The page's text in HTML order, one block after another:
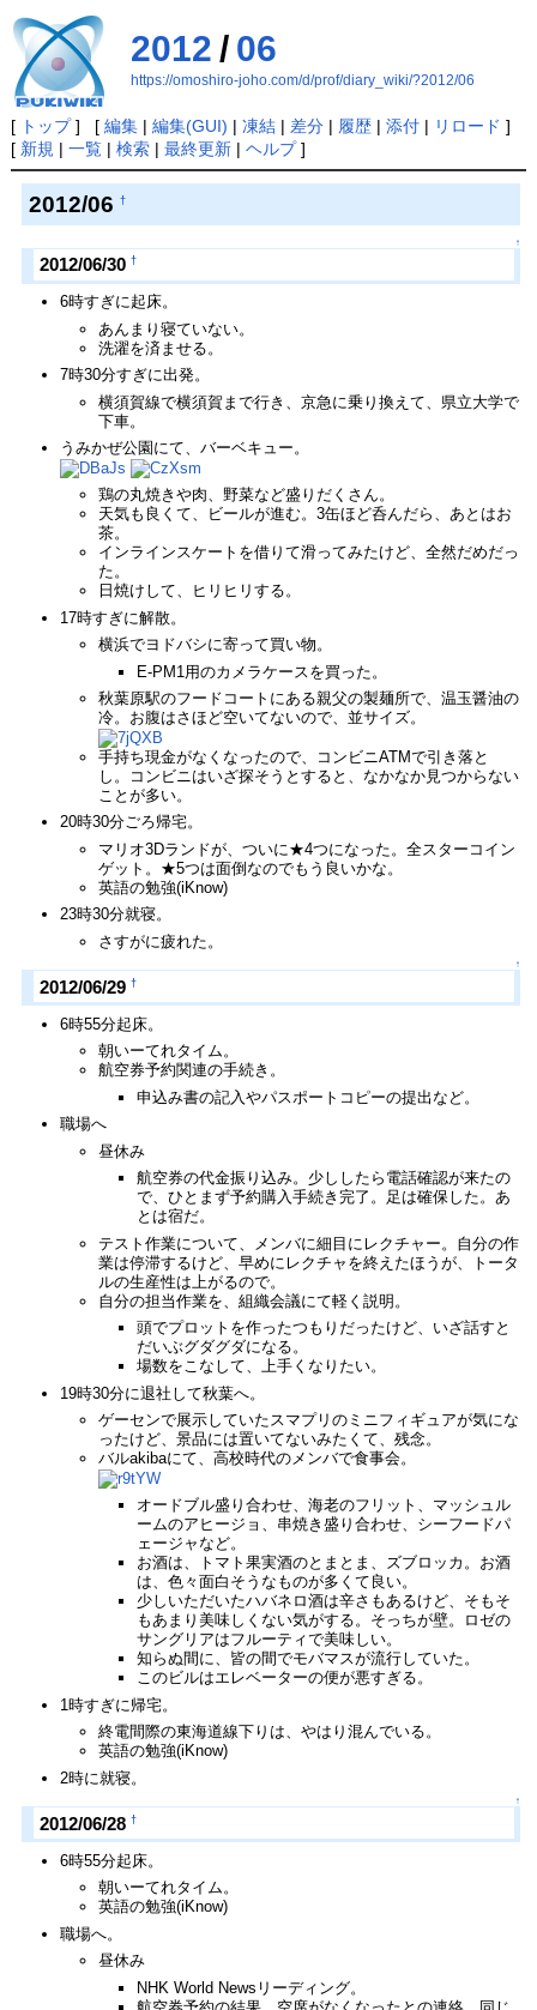
2012 / 06
https://omoshiro-joho.com/d/prof/diary_wiki/?2012/06
[ トップ] [ 編集| 編集(GUI) | 凍結| 差分| 履歴| 添付| リロード ]
[ 新規 | 一覧| 検索| 最終更新| ヘルプ]
2012/06 †
↑
2012/06/30 †
6時すぎに起床。
あんまり寝ていない。
洗濯を済ませる。
7時30分すぎに出発。
横須賀線で横須賀まで行き、京急に乗り換えて、県立大学で
下車。
うみかぜ公園にて、バーベキュー。
鶏の丸焼きや肉、野菜など盛りだくさん。
天気も良くて、ビールが進む。3缶ほど呑んだら、あとはお
茶。
インラインスケートを借りて滑ってみたけど、全然だめだっ
た。
日焼けして、ヒリヒリする。
17時すぎに解散。
横浜でヨドバシに寄って買い物。
E-PM1用のカメラケースを買った。
秋葉原駅のフードコートにある親父の製麺所で、温玉醤油の
冷。お腹はさほど空いてないので、並サイズ。
手持ち現金がなくなったので、コンビニATMで引き落と
し。コンビニはいざ探そうとすると、なかなか見つからない
ことが多い。
20時30分ごろ帰宅。
マリオ3Dランドが、ついに★4つになった。全スターコイン
ゲット。★5つは面倒なのでもう良いかな。
英語の勉強(iKnow)
23時30分就寝。
さすがに疲れた。
↑
2012/06/29 †
6時55分起床。
朝いーてれタイム。
航空券予約関連の手続き。
申込み書の記入やパスポートコピーの提出など。
職場へ
昼休み
航空券の代金振り込み。少ししたら電話確認が来たの
で、ひとまず予約購入手続き完了。足は確保した。あ
とは宿だ。
テスト作業について、メンバに細目にレクチャー。自分の作
業は停滞するけど、早めにレクチャを終えたほうが、トータ
ルの生産性は上がるので。
自分の担当作業を、組織会議にて軽く説明。
頭でプロットを作ったつもりだったけど、いざ話すと
だいぶグダグダになる。
場数をこなして、上手くなりたい。
19時30分に退社して秋葉へ。
ゲーセンで展示していたスマプリのミニフィギュアが気にな
ったけど、景品には置いてないみたくて、残念。
バルakibaにて、高校時代のメンバで食事会。
オードブル盛り合わせ、海老のフリット、マッシュル
ームのアヒージョ、串焼き盛り合わせ、シーフードパ
ェージャなど。
お酒は、トマト果実酒のとまとま、ズブロッカ。お酒
は、色々面白そうなものが多くて良い。
少しいただいたハバネロ酒は辛さもあるけど、そもそ
もあまり美味しくない気がする。そっちが壁。ロゼの
サングリアはフルーティで美味しい。
知らぬ間に、皆の間でモバマスが流行していた。
このビルはエレベーターの便が悪すぎる。
1時すぎに帰宅。
終電間際の東海道線下りは、やはり混んでいる。
英語の勉強(iKnow)
2時に就寝。
↑
2012/06/28 †
6時55分起床。
朝いーてれタイム。
英語の勉強(iKnow)
職場へ。
昼休み
NHK World Newsリーディング。